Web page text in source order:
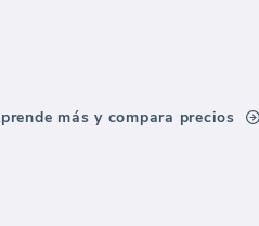
más y compara precios